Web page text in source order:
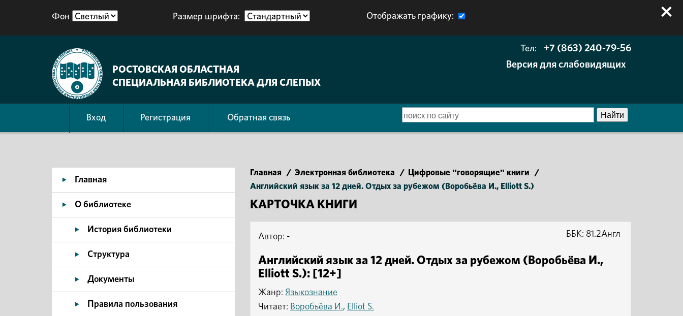
Фон Размер шрифта: Отображать графику:
РОСТОВСКАЯ ОБЛАСТНАЯ
СПЕЦИАЛЬНАЯ БИБЛИОТЕКА ДЛЯ СЛЕПЫХ
Тел:
+7 (863) 240-79-56
Версия для слабовидящих
Вход Регистрация Обратная связь
Главная
О библиотеке
История библиотеки
Структура
Документы
Правила пользования
Главная / Электронная библиотека / Цифровые "говорящие" книги
/
Английский язык за 12 дней. Отдых за рубежом (Воробьёва И., Elliott S.)
КАРТОЧКА КНИГИ
Автор: -
Английский язык за 12 дней. Отдых за рубежом (Воробьёва И.,
Elliott S.): [12+]
Жанр: Языкознание
Читает: Воробьёва И., Elliot S.
ББК: 81.2Англ